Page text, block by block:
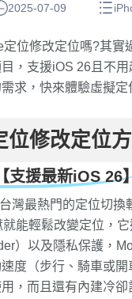
2025-07-09
位修改定位嗎?其實
，支援iOS 26且不
求，快來體驗虛擬定
位修改定位
支援最新iOS 26
灣最熱門的定位切
能輕鬆改變定位，
）以及隱私保護，
度（步行、騎車或
，而且還有內建冷